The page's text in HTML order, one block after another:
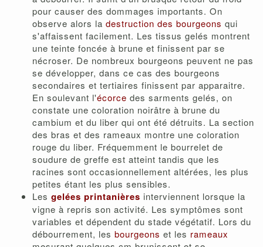
pour causer des dommages importants. On
observe alors la destruction des bourgeons qui
s'affaissent facilement. Les tissus gelés montrent
une teinte foncée à brune et finissent par se
nécroser. De nombreux bourgeons peuvent ne pas
se développer, dans ce cas des bourgeons
secondaires et tertiaires finissent par apparaitre.
En soulevant l'écorce des sarments gelés, on
constate une coloration noirâtre à brune du
cambium et du liber qui ont été détruits. La section
des bras et des rameaux montre une coloration
rouge du liber. Fréquemment le bourrelet de
soudure de greffe est atteint tandis que les
racines sont occasionnellement altérées, les plus
petites étant les plus sensibles.
Les gelées printanières interviennent lorsque la
vigne à repris son activité. Les symptômes sont
variables et dépendent du stade végétatif. Lors du
débourrement, les bourgeons et les rameaux